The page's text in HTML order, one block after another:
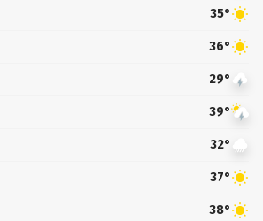
35°
36°
29°
39°
32°
37°
38°